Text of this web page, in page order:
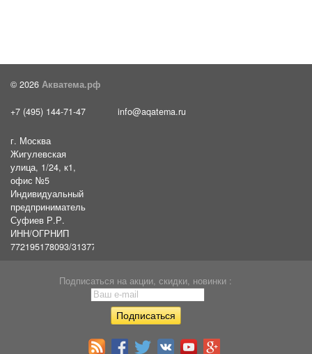
© 2026 Акватема.рф
+7 (495) 144-71-47 info@aqatema.ru
г. Москва
Жигулевская
улица, 1/24, к1,
офис №5
Индивидуальный
предприниматель
Суфиев Р.Р.
ИНН/ОГРНИП
772195178093/31377461610054
Подписаться на акции, скидки, новинки :